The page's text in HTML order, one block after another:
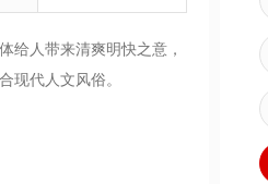
给人带来清爽明快之意，
现代人文风俗。